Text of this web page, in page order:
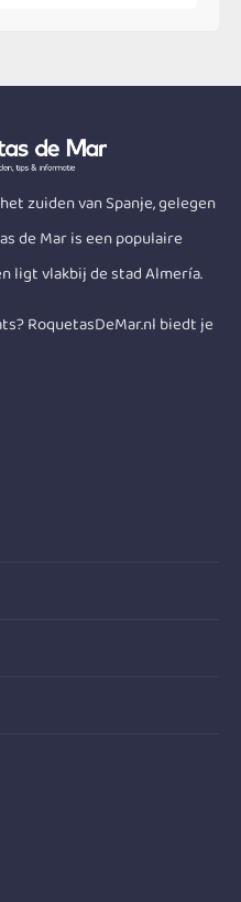
zuiden van Spanje, gelegen
de Mar is een populaire
ligt vlakbij de stad Almería.
RoquetasDeMar.nl biedt je